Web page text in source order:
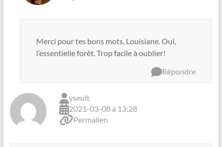
Merci pour tes bons mots, Louisiane. Oui,
l’essentielle forêt. Trop facile à oublier!
Répondre
yseult
2021-03-08 à 13:28
Permalien